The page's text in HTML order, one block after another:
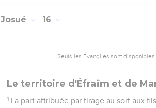
Josué 16
Seuls les Évangiles sont
Le territoire d'Éfraïm et de
1 La part attribuée par tirage au sort aux